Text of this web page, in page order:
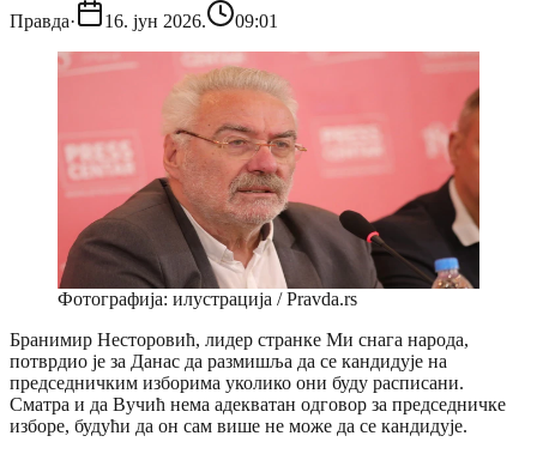
Правда· 16. јун 2026. 09:01
Фотографија: илустрација / Pravda.rs
Бранимир Несторовић, лидер странке Ми снага народа,
потврдио је за Данас да размишља да се кандидује на
председничким изборима уколико они буду расписани.
Сматра и да Вучић нема адекватан одговор за председничке
изборе, будући да он сам више не може да се кандидује.